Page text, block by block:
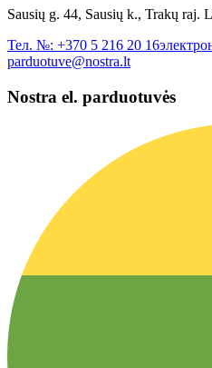
Sausių g. 44, Sausių k., Trakų raj.
Тел. №: +370 5 216 20 16
parduotuve@nostra.lt
Nostra el. parduotuvės